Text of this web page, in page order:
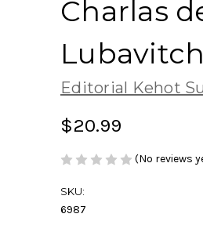
Charlas
Lubavitch
Editorial Kehot
$20.99
(No reviews
SKU:
6987